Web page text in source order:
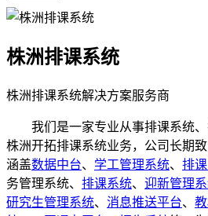
株洲排课系统
株洲排课系统解决方案服务商
我们是一家专业从事排课系统、
株洲开拓排课系统业务，公司长期
涵盖数据中台、 学工管理系统、 排
务管理系统、 排课系统、 迎新管理
研究生管理系统、 消息推送平台、